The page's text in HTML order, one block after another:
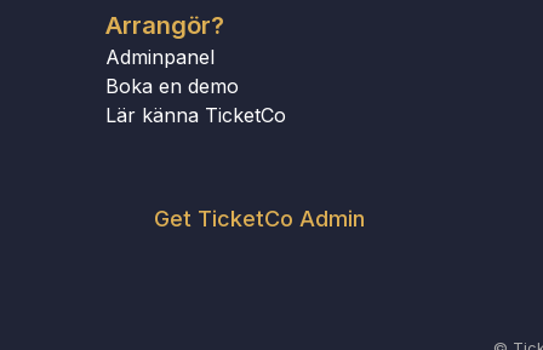
Arrangör?
Adminpanel
Boka en demo
Lär känna TicketCo
Get TicketCo Admin